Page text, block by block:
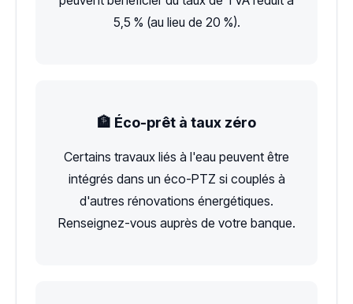
5,5 % (au lieu de 20 %).
🏦 Éco-prêt à taux zéro
Certains travaux liés à l'eau peuvent être
intégrés dans un éco-PTZ si couplés à
d'autres rénovations énergétiques.
Renseignez-vous auprès de votre banque.